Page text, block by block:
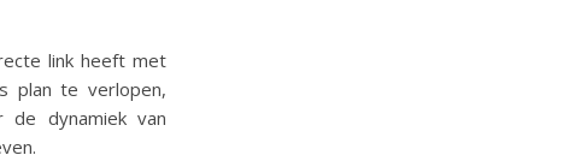
link heeft met
plan te verlopen,
de dynamiek van